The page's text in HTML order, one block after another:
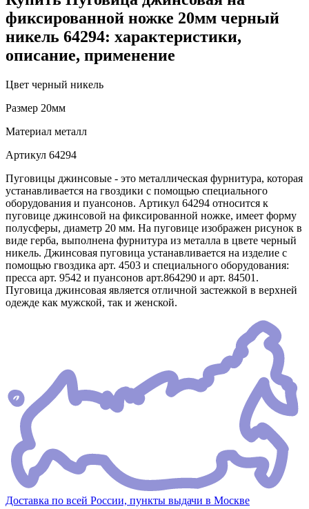
фиксированной ножке 20мм черный
никель 64294: характеристики,
описание, применение
Цвет черный никель
Размер 20мм
Материал металл
Артикул 64294
Пуговицы джинсовые - это металлическая фурнитура, которая
устанавливается на гвоздики с помощью специального
оборудования и пуансонов. Артикул 64294 относится к
пуговице джинсовой на фиксированной ножке, имеет форму
полусферы, диаметр 20 мм. На пуговице изображен рисунок в
виде герба, выполнена фурнитура из металла в цвете черный
никель. Джинсовая пуговица устанавливается на изделие с
помощью гвоздика арт. 4503 и специального оборудования:
пресса арт. 9542 и пуансонов арт.864290 и арт. 84501.
Пуговица джинсовая является отличной застежкой в верхней
одежде как мужской, так и женской.
Доставка по всей России, пункты выдачи в Москве